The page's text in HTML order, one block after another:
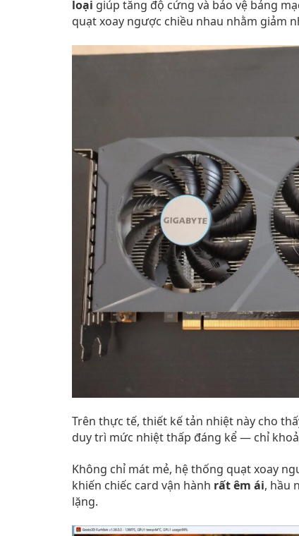
loại giúp tăng độ cứng và bảo vệ bảng
quạt xoay ngược chiều nhau nhằm giảm
Trên thực tế, thiết kế tản nhiệt này cho
duy trì mức nhiệt thấp đáng kể — chỉ
Không chỉ mát mẻ, hệ thống quạt xoay
khiến chiếc card vận hành rất êm ái, hầu
lặng.